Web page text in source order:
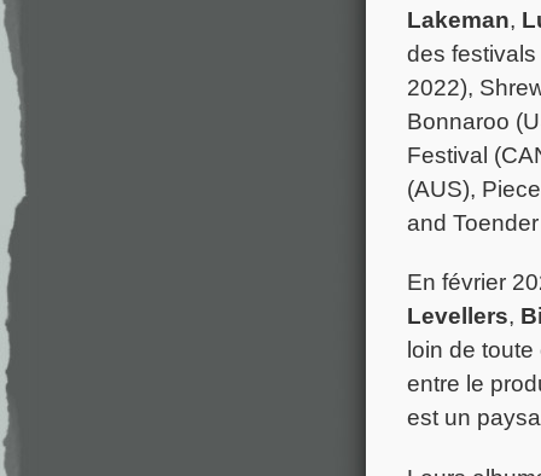
Lakeman,
des
2022),
Bonnaroo
Festival
(AUS),
and
En février
Levellers,
loin de
entre le
est un